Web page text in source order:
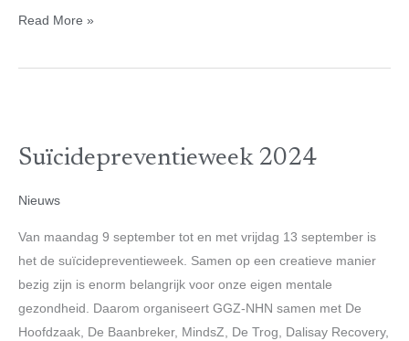
Read More »
Suïcidepreventieweek 2024
Nieuws
Van maandag 9 september tot en met vrijdag 13 september is
het de suïcidepreventieweek. Samen op een creatieve manier
bezig zijn is enorm belangrijk voor onze eigen mentale
gezondheid. Daarom organiseert GGZ-NHN samen met De
Hoofdzaak, De Baanbreker, MindsZ, De Trog, Dalisay Recovery,